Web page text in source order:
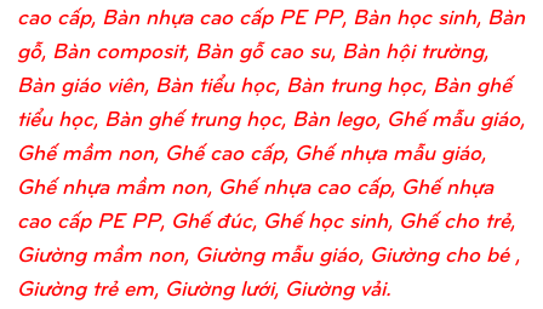
cao cấp, Bàn nhựa cao cấp PE PP, Bàn học sinh, Bàn
gỗ, Bàn composit, Bàn gỗ cao su, Bàn hội trường,
Bàn giáo viên, Bàn tiểu học, Bàn trung học, Bàn ghế
tiểu học, Bàn ghế trung học, Bàn lego, Ghế mẫu giáo,
Ghế mầm non, Ghế cao cấp, Ghế nhựa mẫu giáo,
Ghế nhựa mầm non, Ghế nhựa cao cấp, Ghế nhựa
cao cấp PE PP, Ghế đúc, Ghế học sinh, Ghế cho trẻ,
Giường mầm non, Giường mẫu giáo, Giường cho bé ,
Giường trẻ em, Giường lưới, Giường vải.